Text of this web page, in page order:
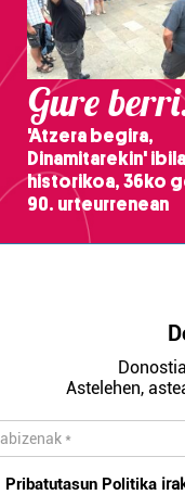
Gure
'Atzera begira,
Dinamitarekin'
historikoa, 36ko
90. urteurrenean
Astelehen,
Pribatutasun Politika